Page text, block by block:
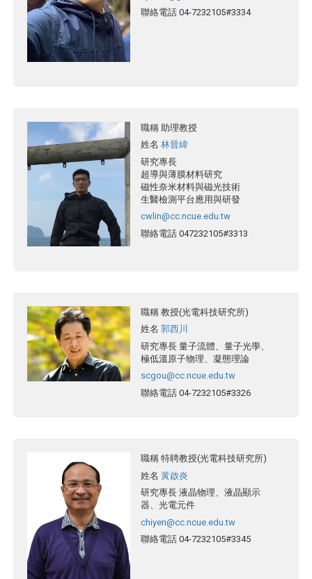
聯絡電話 04-7232105#3334
職稱 助理教授
姓名 林晉緯
研究專長
超導與薄膜材料研究
磁性奈米材料與磁光技術
生醫檢測平台應用與研發
cwlin@cc.ncue.edu.tw
聯絡電話 047232105#3313
職稱 教授(光電科技研究所)
姓名 郭西川
研究專長 量子流體、量子光學、
極低溫原子物理、凝態理論
scgou@cc.ncue.edu.tw
聯絡電話 04-7232105#3326
職稱 特聘教授(光電科技研究所)
姓名 黃啟炎
研究專長 液晶物理、液晶顯示
器、光電元件
chiyen@cc.ncue.edu.tw
聯絡電話 04-7232105#3345